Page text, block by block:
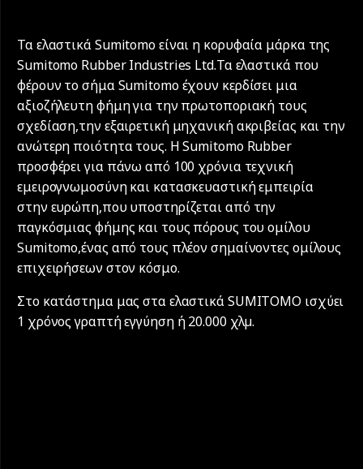
Τα ελαστικά Sumitomo είναι η κορυφαία μάρκα της
Sumitomo Rubber Industries Ltd.Τα ελαστικά που
φέρουν το σήμα Sumitomo έχουν κερδίσει μια
αξιοζήλευτη φήμη για την πρωτοποριακή τους
σχεδίαση,την εξαιρετική μηχανική ακριβείας και την
ανώτερη ποιότητα τους. Η Sumitomo Rubber
προσφέρει για πάνω από 100 χρόνια τεχνική
εμειρογνωμοσύνη και κατασκευαστική εμπειρία
στην ευρώπη,που υποστηρίζεται από την
παγκόσμιας φήμης και τους πόρους του ομίλου
Sumitomo,ένας από τους πλέον σημαίνοντες ομίλους
επιχειρήσεων στον κόσμο.
Στο κατάστημα μας στα ελαστικά SUMITOMO ισχύει
1 χρόνος γραπτή εγγύηση ή 20.000 χλµ.